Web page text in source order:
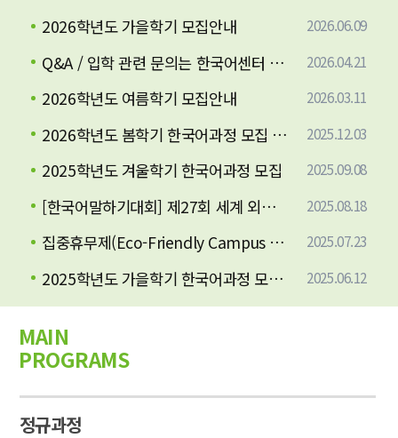
2026학년도 가을학기 모집안내 2026.06.09
Q&A / 입학 관련 문의는 한국어센터 메일로 주세요:) 2026.04.21
2026학년도 여름학기 모집안내 2026.03.11
2026학년도 봄학기 한국어과정 모집 안내 2025.12.03
2025학년도 겨울학기 한국어과정 모집 2025.09.08
[한국어말하기대회] 제27회 세계 외국인 한국어 말하기 대회 참가 안내 2025.08.18
집중휴무제(Eco-Friendly Campus Week) 안내(2025.7.28-8.1) 2025.07.23
2025학년도 가을학기 한국어과정 모집 안내 2025.06.12
MAIN
PROGRAMS
정규과정